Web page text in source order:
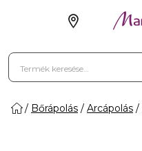
Bőrápolás Arcápolás